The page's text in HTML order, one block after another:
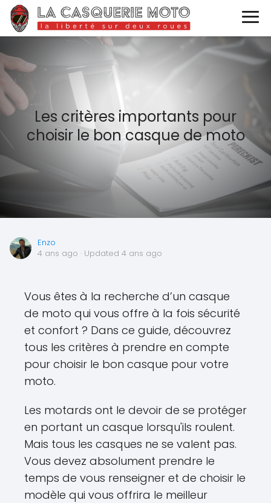
Les critères importants pour
choisir le bon casque de moto
Enzo
4 ans ago · Updated 4 ans ago
Vous êtes à la recherche d’un casque
de moto qui vous offre à la fois sécurité
et confort ? Dans ce guide, découvrez
tous les critères à prendre en compte
pour choisir le bon casque pour votre
moto.
Les motards ont le devoir de se protéger
en portant un casque lorsqu'ils roulent.
Mais tous les casques ne se valent pas.
Vous devez absolument prendre le
temps de vous renseigner et de choisir le
modèle qui vous offrira le meilleur